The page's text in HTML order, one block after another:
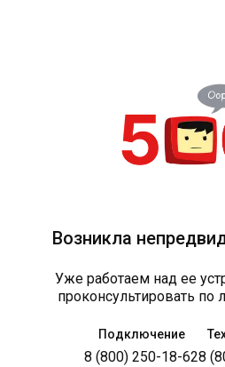
Возникла
Уже работаем над ее
проконсультировать
Подключение
8 (800) 250-18-628